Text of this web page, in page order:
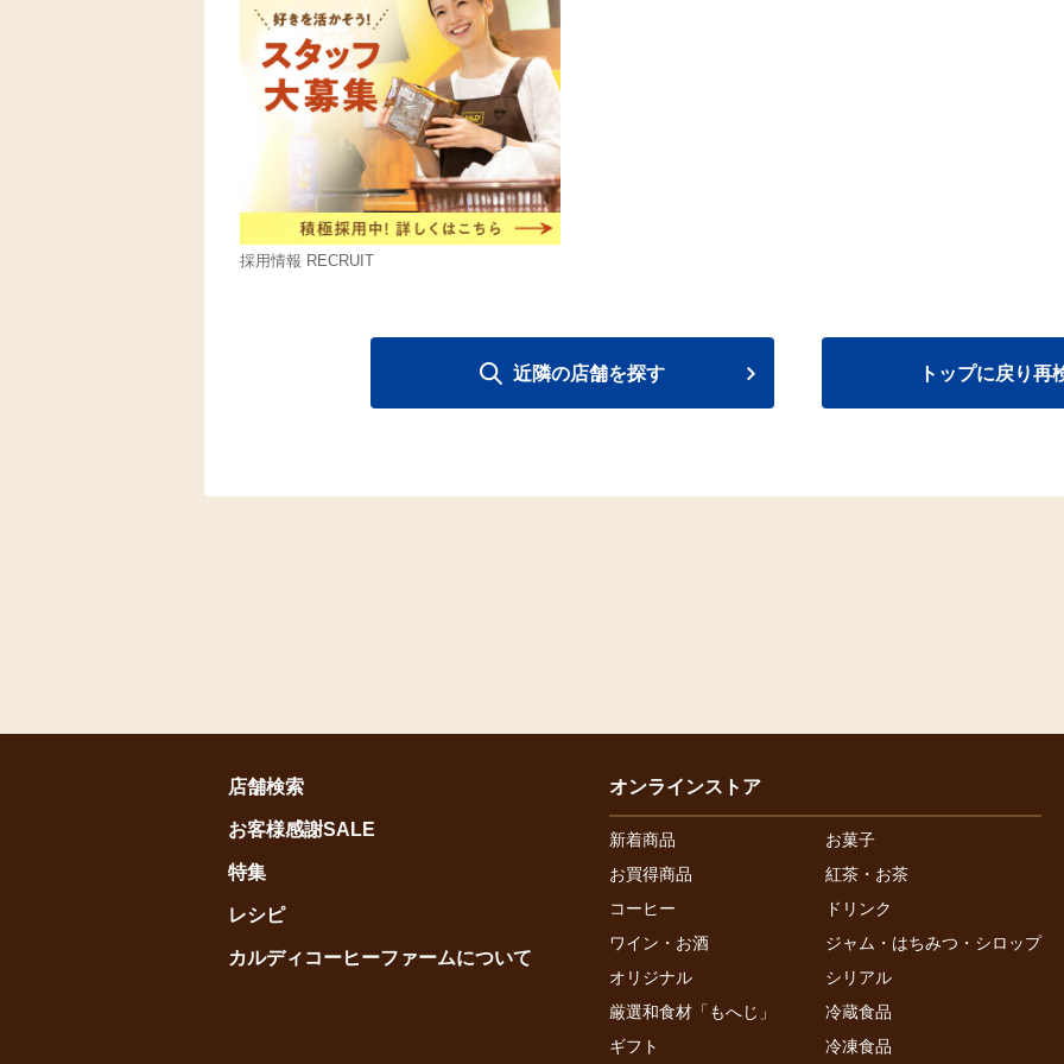
採用情報 RECRUIT
トップに戻り再
近隣の店舗を探す
店舗検索
お客様感謝SALE
特集
レシピ
カルディコーヒーファームについて
オンラインストア
新着商品
お菓子
お買得商品
紅茶・お茶
コーヒー
ドリンク
ワイン・お酒
ジャム・はちみつ・シロップ
オリジナル
シリアル
厳選和食材「もへじ」
冷蔵食品
ギフト
冷凍食品